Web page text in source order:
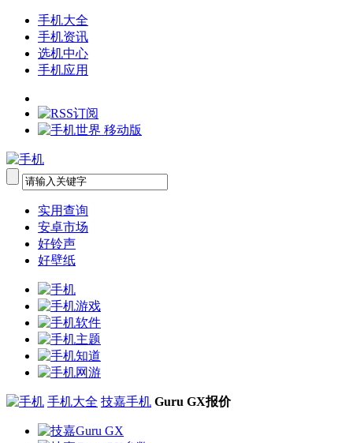
手机大全
手机资讯
选机中心
手机应用
实用查询
安卓市场
好铃声
好壁纸
手机大全 技嘉手机 Guru GX报价